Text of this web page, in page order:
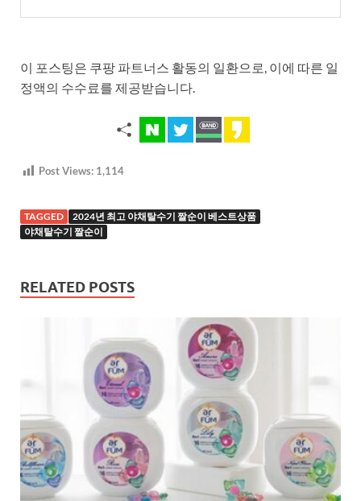
이 포스팅은 쿠팡 파트너스 활동의 일환으로, 이에 따른 일
정액의 수수료를 제공받습니다.
Post Views: 1,114
TAGGED
2024년 최고 야채탈수기 짤순이 베스트상품
야채탈수기 짤순이
RELATED POSTS